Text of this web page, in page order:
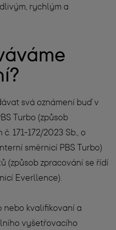
rychlým a
svá oznámení buď v
Turbo (způsob
171-172/2023 Sb., o
směrnicí PBS Turbo)
(způsob zpracování se řídí
Everllence).
nebo kvalifikovaní a
vyšetřovacího